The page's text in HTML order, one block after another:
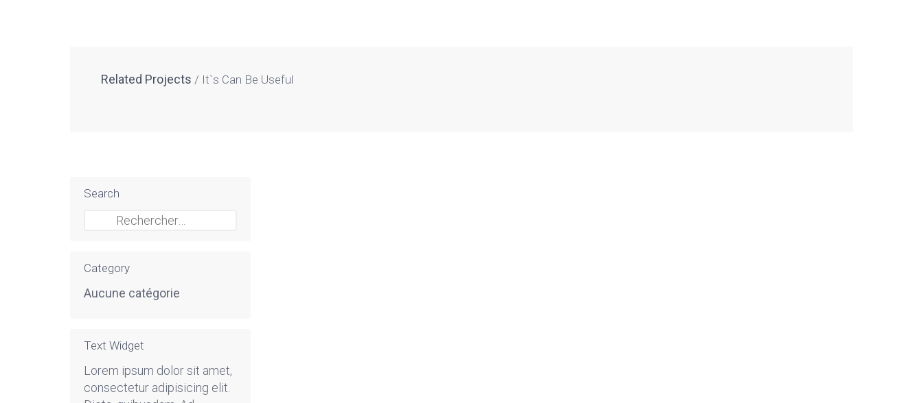
Related Projects It`s Can Be Useful
Search
Rechercher :
Category
Aucune catégorie
Text Widget
Lorem ipsum dolor sit amet,
consectetur adipisicing elit.